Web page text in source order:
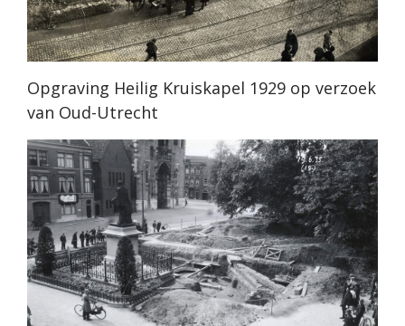
Opgraving Heilig Kruiskapel 1929 op verzoek
van Oud-Utrecht